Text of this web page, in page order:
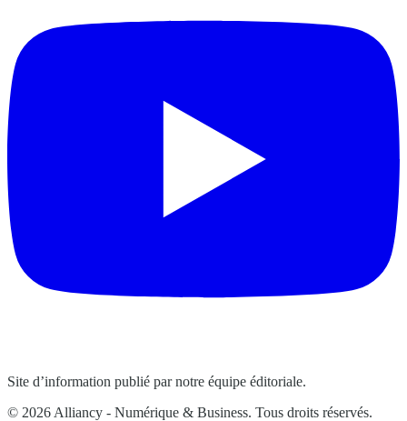
Site d’information publié par notre équipe éditoriale.
© 2026 Alliancy - Numérique & Business. Tous droits réservés.